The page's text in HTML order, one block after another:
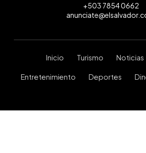
+503 7854 0662
Inicio Turismo Noticias
Entretenimiento Deportes